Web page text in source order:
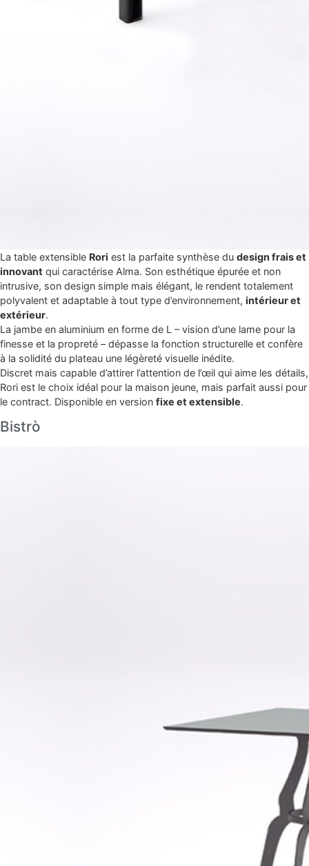
La table extensible Rori est la parfaite synthèse du design frais et
innovant qui caractérise Alma. Son esthétique épurée et non
intrusive, son design simple mais élégant, le rendent totalement
polyvalent et adaptable à tout type d’environnement, intérieur et
extérieur.
La jambe en aluminium en forme de L – vision d’une lame pour la
finesse et la propreté – dépasse la fonction structurelle et confère
à la solidité du plateau une légèreté visuelle inédite.
Discret mais capable d’attirer l’attention de l’œil qui aime les détails,
Rori est le choix idéal pour la maison jeune, mais parfait aussi pour
le contract. Disponible en version fixe et extensible.
Bistrò